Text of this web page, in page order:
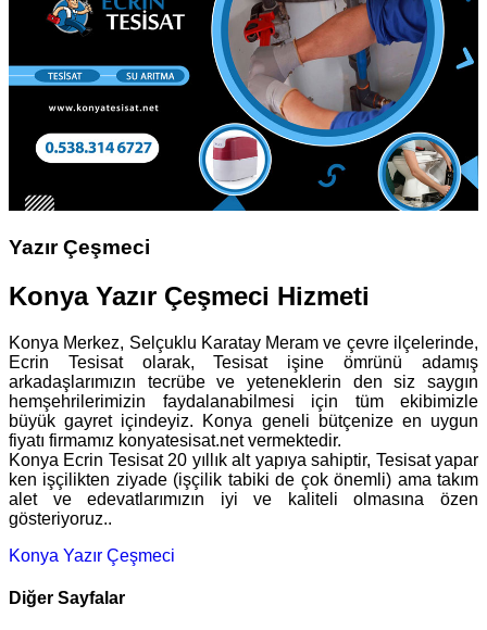
Yazır Çeşmeci
Konya Yazır Çeşmeci Hizmeti
Konya Merkez, Selçuklu Karatay Meram ve çevre ilçelerinde,
Ecrin Tesisat olarak, Tesisat işine ömrünü adamış
arkadaşlarımızın tecrübe ve yeteneklerin den siz saygın
hemşehrilerimizin faydalanabilmesi için tüm ekibimizle
büyük gayret içindeyiz. Konya geneli bütçenize en uygun
fiyatı firmamız konyatesisat.net vermektedir.
Konya Ecrin Tesisat 20 yıllık alt yapıya sahiptir, Tesisat yapar
ken işçilikten ziyade (işçilik tabiki de çok önemli) ama takım
alet ve edevatlarımızın iyi ve kaliteli olmasına özen
gösteriyoruz..
Konya Yazır Çeşmeci
Diğer Sayfalar